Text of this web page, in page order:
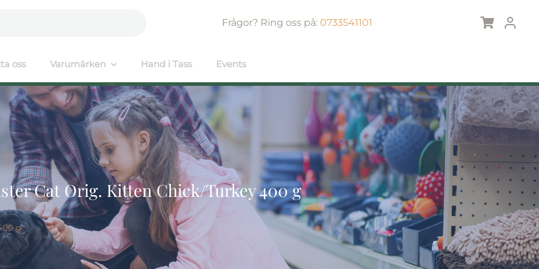
Frågor? Ring oss på: 0733541101
oss Varumärken Hand i Tass Events
Cat Orig. Kitten Chick/Turkey 400 g
g